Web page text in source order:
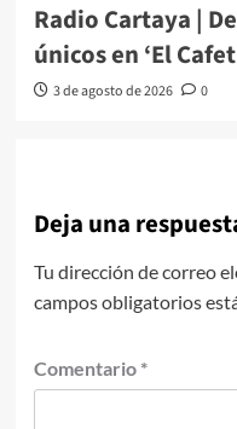
Radio Cartaya |
únicos en ‘El
3 de agosto de 2026 0
Deja una
Tu dirección de correo
campos obligatorios
Comentario *